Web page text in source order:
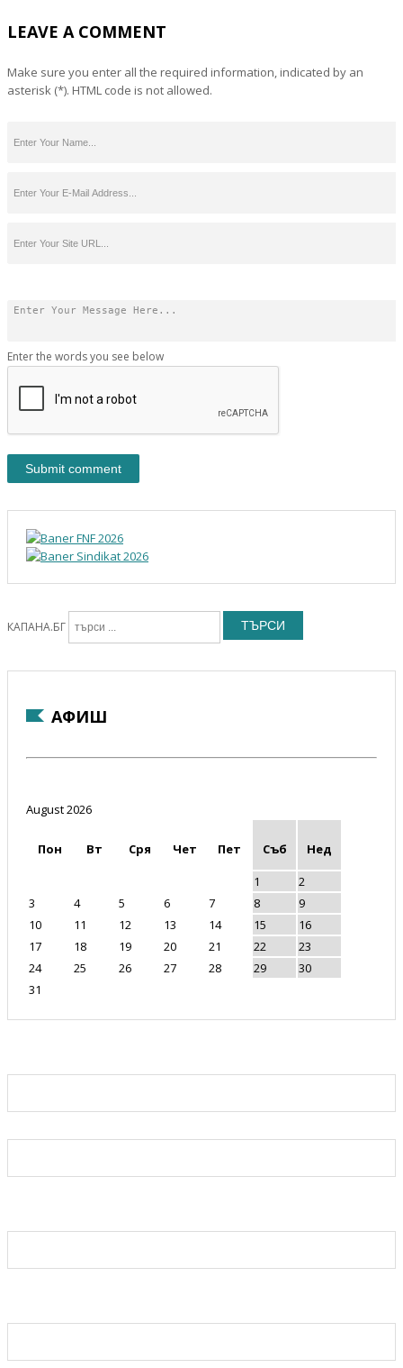
LEAVE A COMMENT
Make sure you enter all the required information, indicated by an
asterisk (*). HTML code is not allowed.
Enter the words you see below
КАПАНА.БГ ТЪРСИ
АФИШ
August 2026
Пон Вт Сря Чет Пет Съб
Нед
1
2
3
4 5 6 7 8
9
10
11 12 13 14 15
16
17
18 19 20 21 22
23
24
25 26 27 28 29
30
31